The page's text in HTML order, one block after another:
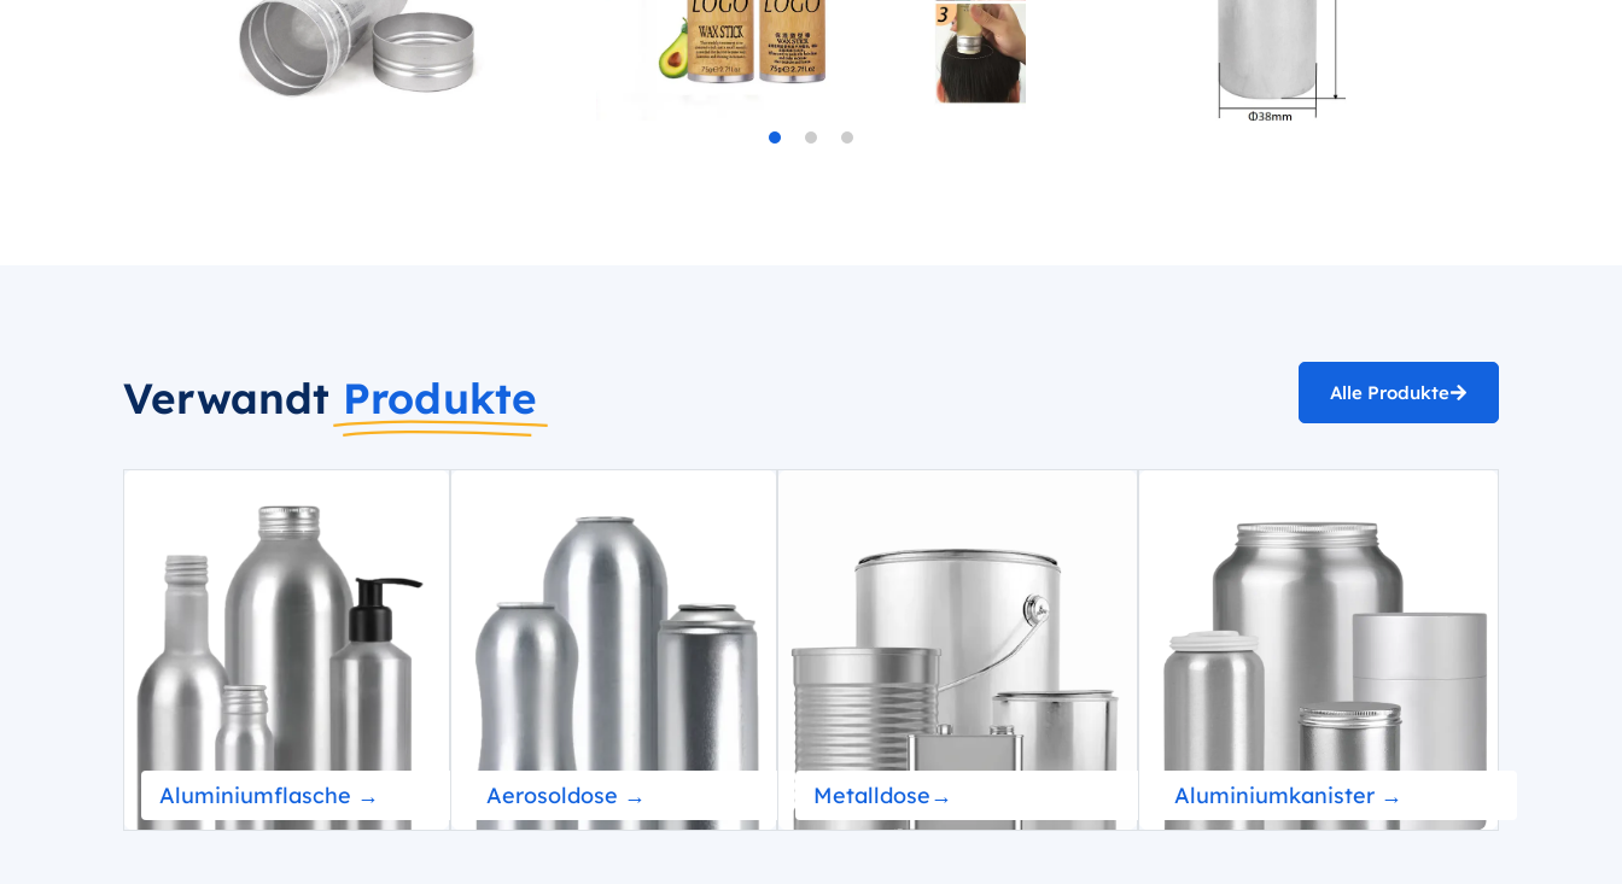
Verwandt Produkte Alle Produkte
Aluminiumflasche → Aerosoldose → Metalldose→ Aluminiumkanister →